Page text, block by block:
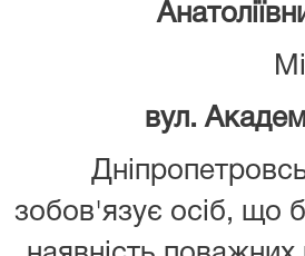
вул.
зобов'язує осіб, що